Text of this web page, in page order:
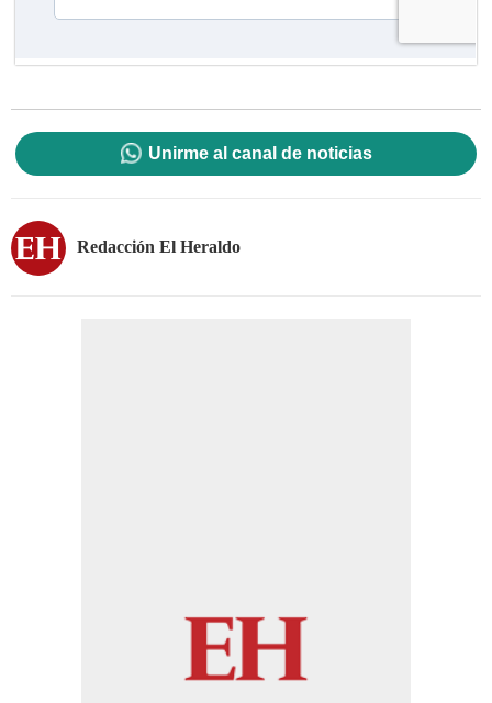
Unirme al canal de noticias
Redacción El Heraldo